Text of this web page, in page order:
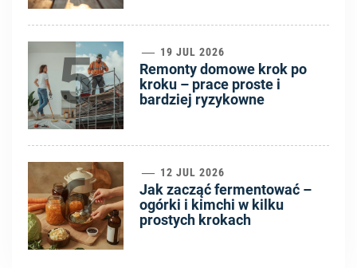
5 19 JUL 2026
Remonty domowe krok po
kroku – prace proste i
bardziej ryzykowne
6 12 JUL 2026
Jak zacząć fermentować –
ogórki i kimchi w kilku
prostych krokach